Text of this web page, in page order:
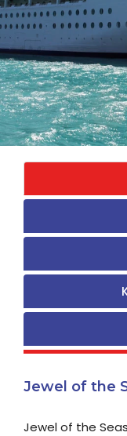
Jewel of the
Jewel of the